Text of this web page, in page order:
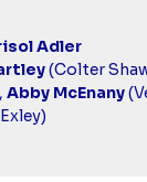
Adler
(Colter
Abby McEnany